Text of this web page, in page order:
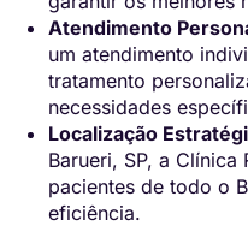
Atendimento
um atendimento
tratamento
necessidades
Localização
Barueri, SP, a
pacientes de todo o
eficiência.